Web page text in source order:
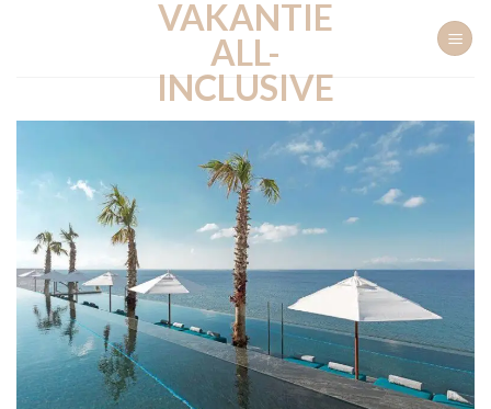
VAKANTIE
ALL-
INCLUSIVE